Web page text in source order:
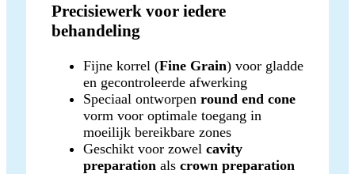
Precisiewerk voor iedere
behandeling
Fijne korrel (Fine Grain) voor gladde
en gecontroleerde afwerking
Speciaal ontworpen round end cone
vorm voor optimale toegang in
moeilijk bereikbare zones
Geschikt voor zowel cavity
preparation als crown preparation